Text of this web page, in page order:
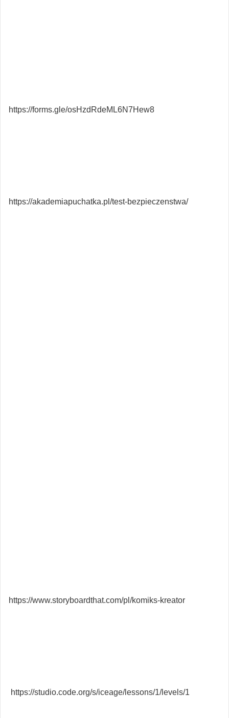
https://forms.gle/osHzdRdeML6N7Hew8
https://akademiapuchatka.pl/test-bezpieczenstwa/
https://www.storyboardthat.com/pl/komiks-kreator
https://studio.code.org/s/iceage/lessons/1/levels/1